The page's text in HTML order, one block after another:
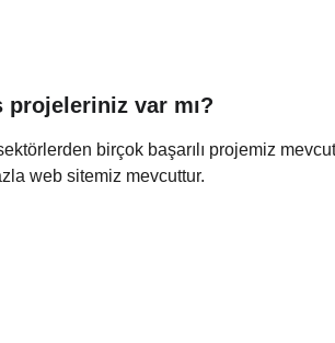
projeleriniz var mı?
birçok başarılı projemiz
web sitemiz mevcuttur.